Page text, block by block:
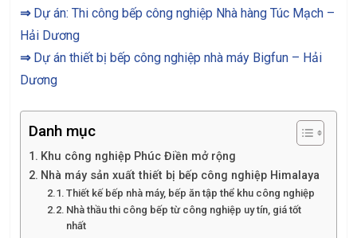
⇒ Dự án: Thi công bếp công nghiệp Nhà hàng Túc Mạch –
Hải Dương
⇒ Dự án thiết bị bếp công nghiệp nhà máy Bigfun – Hải
Dương
Danh mục
Khu công nghiệp Phúc Điền mở rộng
Nhà máy sản xuất thiết bị bếp công nghiệp Himalaya
Thiết kế bếp nhà máy, bếp ăn tập thể khu công nghiệp
Nhà thầu thi công bếp từ công nghiệp uy tín, giá tốt
nhất